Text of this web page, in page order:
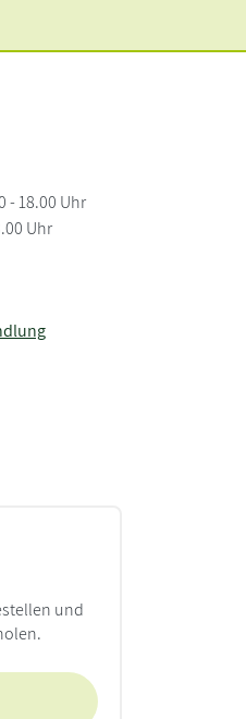
- 18.00 Uhr
Uhr
und